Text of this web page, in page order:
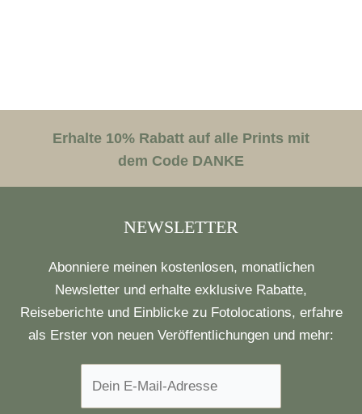
Erhalte 10% Rabatt auf alle Prints mit
dem Code DANKE
NEWSLETTER
Abonniere meinen kostenlosen, monatlichen
Newsletter und erhalte exklusive Rabatte,
Reiseberichte und Einblicke zu Fotolocations, erfahre
als Erster von neuen Veröffentlichungen und mehr: